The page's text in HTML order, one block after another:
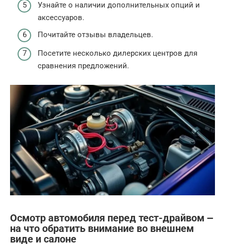
Узнайте о наличии дополнительных опций и
аксессуаров.
Почитайте отзывы владельцев.
Посетите несколько дилерских центров для
сравнения предложений.
Осмотр автомобиля перед тест-драйвом ౼
на что обратить внимание во внешнем
виде и салоне